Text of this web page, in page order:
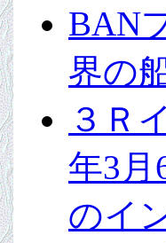
BAN
界の
３Ｒ
年3
のイ